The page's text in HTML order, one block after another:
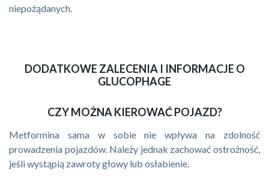
niepożądanych.
DODATKOWE ZALECENIA I INFORMACJE O
GLUCOPHAGE
CZY MOŻNA KIEROWAĆ POJAZD?
Metformina sama w sobie nie wpływa na zdolność
prowadzenia pojazdów. Należy jednak zachować ostrożność,
jeśli wystąpią zawroty głowy lub osłabienie.